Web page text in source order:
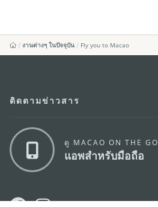
งานต่างๆ ในปัจจุบัน Fly you to Macao
ติดตามข่าวสาร
ดู MACAO ON THE GO
แอพสำหรับมือถือ